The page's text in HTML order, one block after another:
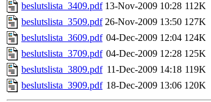
beslutslista_3409.pdf 13-Nov-2009 10:28 112K
beslutslista_3509.pdf 26-Nov-2009 13:50 127K
beslutslista_3609.pdf 04-Dec-2009 12:04 124K
beslutslista_3709.pdf 04-Dec-2009 12:28 125K
beslutslista_3809.pdf 11-Dec-2009 14:18 119K
beslutslista_3909.pdf 18-Dec-2009 13:06 120K